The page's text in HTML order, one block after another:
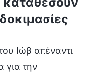
Ιώβ απέναντι
για την